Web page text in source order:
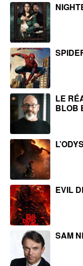
LE
BLOB
EVIL
SAM